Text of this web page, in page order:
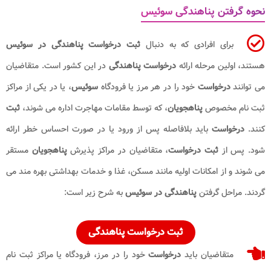
نحوه گرفتن پناهندگی سوئیس
برای افرادی که به دنبال ثبت درخواست پناهندگی در سوئیس
هستند، اولین مرحله ارائه درخواست پناهندگی در این کشور است. متقاضیان
می تواننددرخواست خود را در هر مرز یا فرودگاه سوئیس، یا در یکی از مراکز
ثبت نام مخصوصپناهجویان، که توسط مقامات مهاجرت اداره می شوند، ثبت
کنند. درخواست باید بلافاصله پس از ورود یا در صورت احساس خطر ارائه
شود. پس ازثبت درخواست، متقاضیان در مراکز پذیرشپناهجویان مستقر
می شوند و از امکانات اولیه مانند مسکن، غذا و خدمات بهداشتی بهره مند می
گردند. مراحل گرفتنپناهندگی در سوئیسبه شرح زیر است:
ثبت درخواست پناهندگی
متقاضیان باید درخواستخود را در مرز، فرودگاه یا مراکز ثبت نام